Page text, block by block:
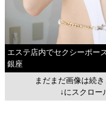
エステ店内でセクシーポー
銀座
まだまだ画像は続
↓にスクロー